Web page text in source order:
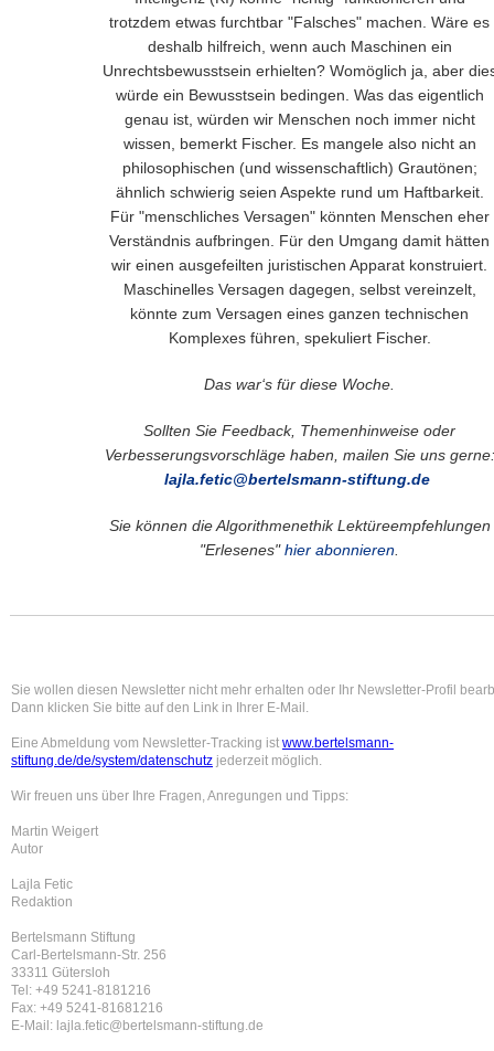
trotzdem etwas furchtbar "Falsches" machen. Wäre es
deshalb hilfreich, wenn auch Maschinen ein
Unrechtsbewusstsein erhielten? Womöglich ja, aber
würde ein Bewusstsein bedingen. Was das eigentlich
genau ist, würden wir Menschen noch immer nicht
wissen, bemerkt Fischer. Es mangele also nicht an
philosophischen (und wissenschaftlich) Grautönen;
ähnlich schwierig seien Aspekte rund um Haftbarkeit.
Für "menschliches Versagen" könnten Menschen eher
Verständnis aufbringen. Für den Umgang damit hätten
wir einen ausgefeilten juristischen Apparat konstruiert.
Maschinelles Versagen dagegen, selbst vereinzelt,
könnte zum Versagen eines ganzen technischen
Komplexes führen, spekuliert Fischer.
Das war‘s für diese Woche.
Sollten Sie Feedback, Themenhinweise oder
Verbesserungsvorschläge haben, mailen Sie uns gerne:
lajla.fetic@bertelsmann-stiftung.de
Sie können die Algorithmenethik Lektüreempfehlungen
"Erlesenes"hier abonnieren
Sie wollen diesen Newsletter nicht mehr erhalten oder Ihr Newsletter-Profil
Dann klicken Sie bitte auf den Link in Ihrer E-Mail.
Eine Abmeldung vom Newsletter-Tracking ist www.bertelsmann-
stiftung.de/de/system/datenschutz jederzeit möglich.
Wir freuen uns über Ihre Fragen, Anregungen und Tipps:
Martin Weigert
Autor
Lajla Fetic
Redaktion
Bertelsmann Stiftung
Carl-Bertelsmann-Str. 256
33311 Gütersloh
Tel: +49 5241-8181216
Fax: +49 5241-81681216
E-Mail: lajla.fetic@bertelsmann-stiftung.de